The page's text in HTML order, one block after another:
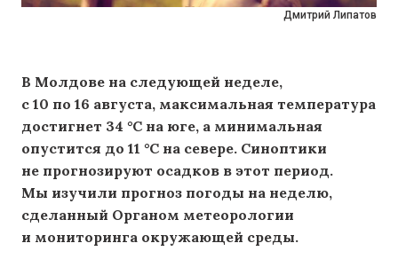
Дмитрий Липатов
В Молдове на следующей неделе,
с 10 по 16 августа, максимальная температура
достигнет 34 °C на юге, а минимальная
опустится до 11 °C на севере. Синоптики
не прогнозируют осадков в этот период.
Мы изучили прогноз погоды на неделю,
сделанный Органом метеорологии
и мониторинга окружающей среды.